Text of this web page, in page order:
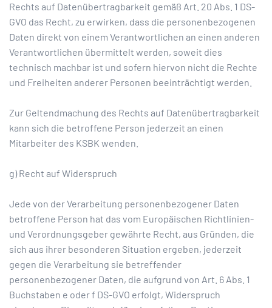
Rechts auf Datenübertragbarkeit gemäß Art. 20 Abs. 1 DS-
GVO das Recht, zu erwirken, dass die personenbezogenen
Daten direkt von einem Verantwortlichen an einen anderen
Verantwortlichen übermittelt werden, soweit dies
technisch machbar ist und sofern hiervon nicht die Rechte
und Freiheiten anderer Personen beeinträchtigt werden.
Zur Geltendmachung des Rechts auf Datenübertragbarkeit
kann sich die betroffene Person jederzeit an einen
Mitarbeiter des KSBK wenden.
g) Recht auf Widerspruch
Jede von der Verarbeitung personenbezogener Daten
betroffene Person hat das vom Europäischen Richtlinien-
und Verordnungsgeber gewährte Recht, aus Gründen, die
sich aus ihrer besonderen Situation ergeben, jederzeit
gegen die Verarbeitung sie betreffender
personenbezogener Daten, die aufgrund von Art. 6 Abs. 1
Buchstaben e oder f DS-GVO erfolgt, Widerspruch